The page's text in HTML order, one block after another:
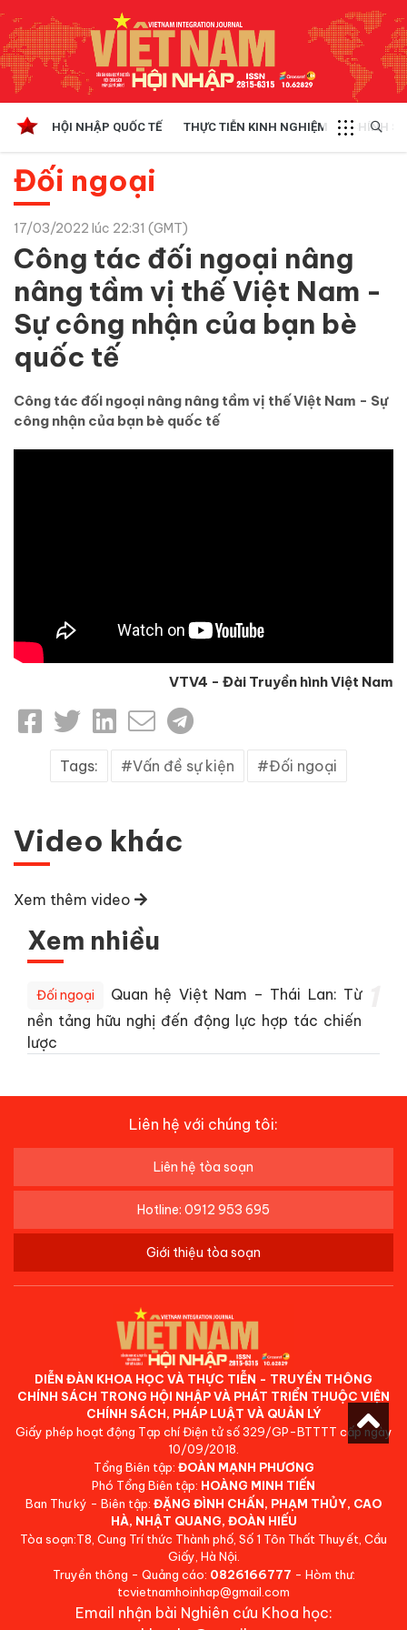
HỘI NHẬP QUỐC TẾ THỰC TIỄN KINH NGHIỆM CHÍNH
Đối ngoại
17/03/2022 lúc 22:31 (GMT)
Công tác đối ngoại nâng
nâng tầm vị thế Việt Nam -
Sự công nhận của bạn bè
quốc tế
Công tác đối ngoại nâng nâng tầm vị thế Việt Nam - Sự
công nhận của bạn bè quốc tế
VTV4 - Đài Truyền hình Việt Nam
Tags: Vấn đề sự kiện Đối ngoại
Video khác
Xem thêm video
Xem nhiều
Đối ngoại
Quan hệ Việt Nam – Thái Lan: Từ
nền tảng hữu nghị đến động lực hợp tác chiến
lược
Liên hệ với chúng tôi:
Liên hệ tòa soạn
Hotline: 0912 953 695
Giới thiệu tòa soạn
DIỄN ĐÀN KHOA HỌC VÀ THỰC TIỄN - TRUYỀN THÔNG
CHÍNH SÁCH TRONG HỘI NHẬP VÀ PHÁT TRIỂN THUỘC VIỆN
CHÍNH SÁCH, PHÁP LUẬT VÀ QUẢN LÝ
Giấy phép hoạt động Tạp chí Điện tử số 329/GP-BTTTT cấp ngày
10/09/2018.
Tổng Biên tập: ĐOÀN MẠNH PHƯƠNG
Phó Tổng Biên tập: HOÀNG MINH TIẾN
Ban Thư ký - Biên tập: ĐẶNG ĐÌNH CHẤN, PHẠM THỦY, CAO
HÀ, NHẬT QUANG, ĐOÀN HIẾU
Tòa soạn:T8, Cung Trí thức Thành phố, Số 1 Tôn Thất Thuyết, Cầu
Giấy, Hà Nội.
Truyền thông - Quảng cáo: 0826166777 - Hòm thư:
tcvietnamhoinhap@gmail.com
Email nhận bài Nghiên cứu Khoa học: